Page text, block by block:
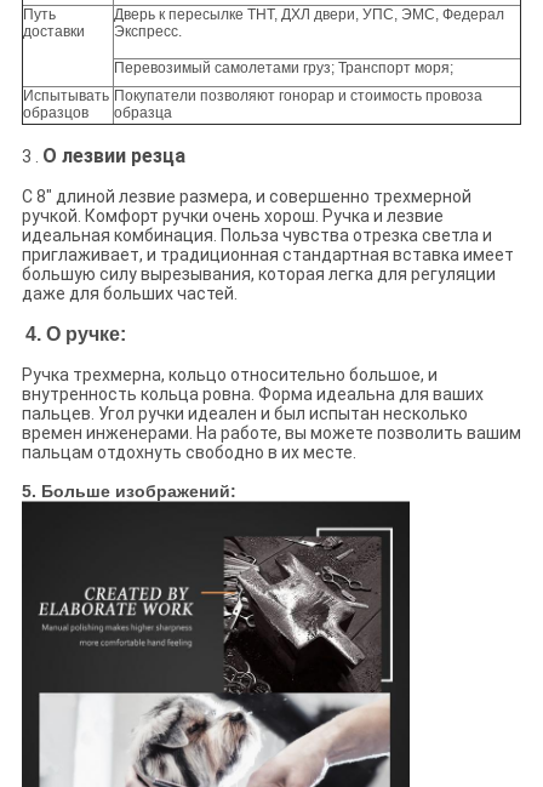
Путь
доставки
Дверь к пересылке ТНТ, ДХЛ двери, УПС, ЭМС, Федерал
Экспресс.
Перевозимый самолетами груз; Транспорт моря;
Испытывать
образцов
Покупатели позволяют гонорар и стоимость провоза
образца
3 . О лезвии резца
С 8" длиной лезвие размера, и совершенно трехмерной
ручкой. Комфорт ручки очень хорош. Ручка и лезвие
идеальная комбинация. Польза чувства отрезка светла и
приглаживает, и традиционная стандартная вставка имеет
большую силу вырезывания, которая легка для регуляции
даже для больших частей.
4. О ручке:
Ручка трехмерна, кольцо относительно большое, и
внутренность кольца ровна. Форма идеальна для ваших
пальцев. Угол ручки идеален и был испытан несколько
времен инженерами. На работе, вы можете позволить вашим
пальцам отдохнуть свободно в их месте.
5. Больше изображений: